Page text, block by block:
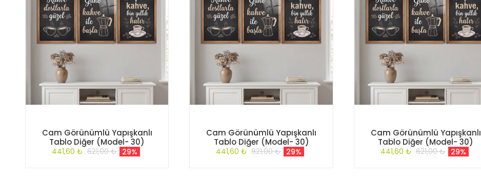
Cam Görünümlü Yapışkanlı
Tablo Diğer (Model- 30)
441,60 ₺ 621,00 ₺ 29%
Cam Görünümlü Yapışkanlı
Tablo Diğer (Model- 30)
441,60 ₺ 621,00 ₺ 29%
Cam Görünümlü Yapışkanlı
Tablo Diğer (Model- 30)
441,60 ₺ 621,00 ₺ 29%